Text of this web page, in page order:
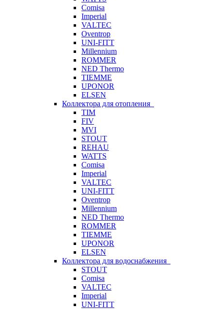
Comisa
Imperial
VALTEC
Oventrop
UNI-FITT
Millennium
ROMMER
NED Thermo
TIEMME
UPONOR
ELSEN
Коллектора для отопления
TIM
FIV
MVI
STOUT
REHAU
WATTS
Comisa
Imperial
VALTEC
UNI-FITT
Oventrop
Millennium
NED Thermo
ROMMER
TIEMME
UPONOR
ELSEN
Коллектора для водоснабжения
STOUT
Comisa
VALTEC
Imperial
UNI-FITT